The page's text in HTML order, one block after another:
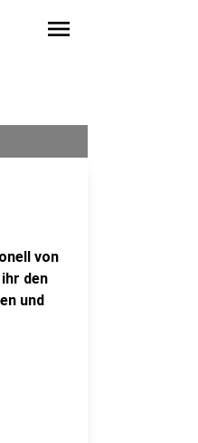
menu
von
den
und